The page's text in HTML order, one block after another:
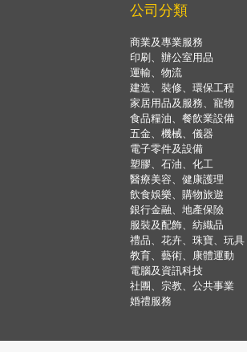
公司分類
商業及專業服務
印刷、辦公室用品
運輸、物流
建造、裝修、環保工程
家居用品及服務、寵物
食品糧油、餐飲業設備
五金、機械、儀器
電子零件及設備
塑膠、石油、化工
醫療美容、健康護理
飲食娛樂、購物旅遊
銀行金融、地產保險
服裝及配飾、紡織品
禮品、花卉、珠寶、玩具
教育、藝術、康體運動
電腦及資訊科技
社團、宗教、公共事業
婚禮服務